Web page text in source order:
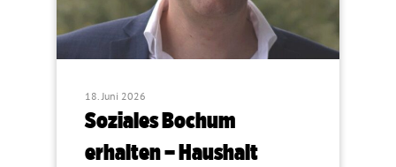
18. Juni 2026
Soziales Bochum
erhalten – Haushalt